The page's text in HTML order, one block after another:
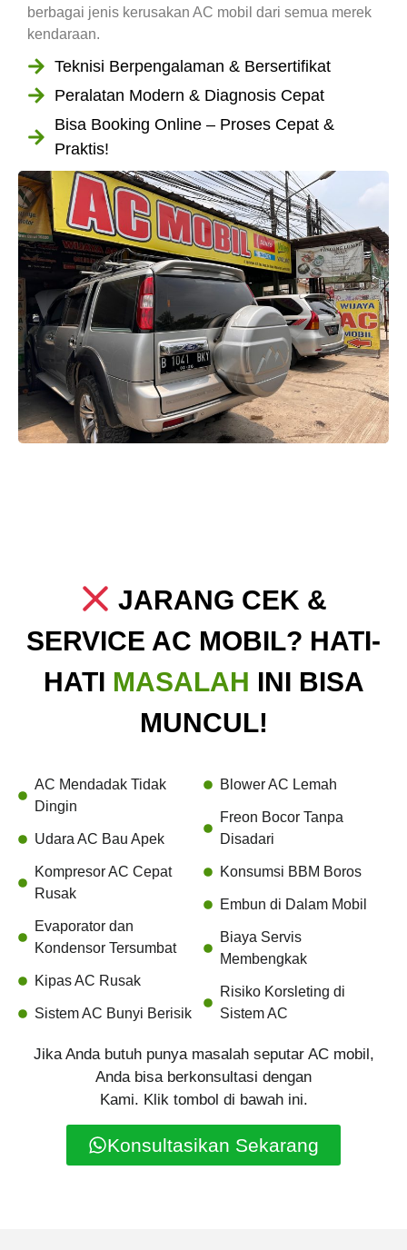
berbagai jenis kerusakan AC mobil dari semua merek
kendaraan.
Teknisi Berpengalaman & Bersertifikat
Peralatan Modern & Diagnosis Cepat
Bisa Booking Online – Proses Cepat &
Praktis!
JARANG CEK &
SERVICE AC MOBIL? HATI-
HATI MASALAH INI BISA
MUNCUL!
AC Mendadak Tidak
Dingin
Udara AC Bau Apek
Kompresor AC Cepat
Rusak
Evaporator dan
Kondensor Tersumbat
Kipas AC Rusak
Sistem AC Bunyi Berisik
Blower AC Lemah
Freon Bocor Tanpa
Disadari
Konsumsi BBM Boros
Embun di Dalam Mobil
Biaya Servis
Membengkak
Risiko Korsleting di
Sistem AC
Jika Anda butuh punya masalah seputar AC mobil,
Anda bisa berkonsultasi dengan
Kami. Klik tombol di bawah ini.
Konsultasikan Sekarang